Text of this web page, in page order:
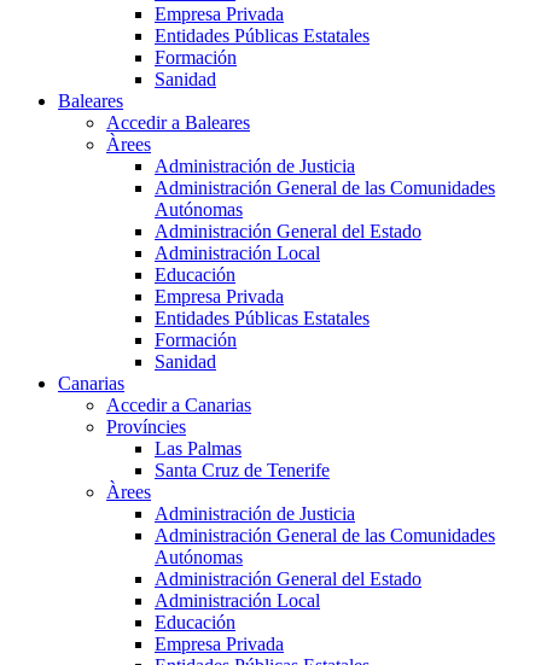
Empresa Privada
Entidades Públicas Estatales
Formación
Sanidad
Baleares
Accedir a Baleares
Àrees
Administración de Justicia
Administración General de las Comunidades
Autónomas
Administración General del Estado
Administración Local
Educación
Empresa Privada
Entidades Públicas Estatales
Formación
Sanidad
Canarias
Accedir a Canarias
Províncies
Las Palmas
Santa Cruz de Tenerife
Àrees
Administración de Justicia
Administración General de las Comunidades
Autónomas
Administración General del Estado
Administración Local
Educación
Empresa Privada